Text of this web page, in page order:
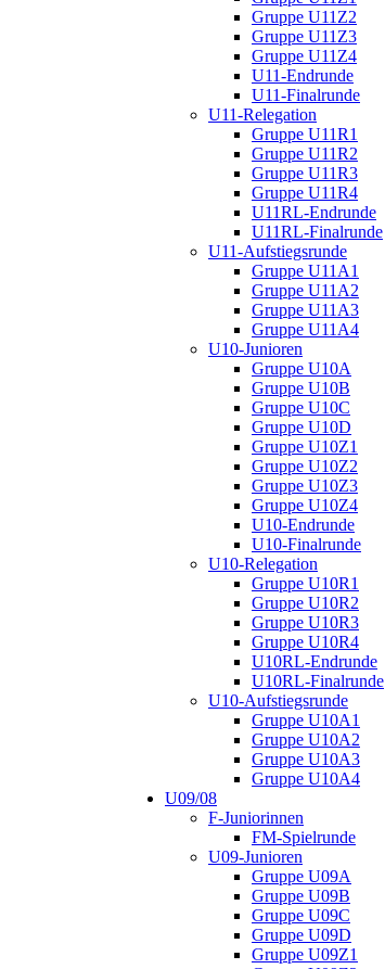
Gruppe U11Z2
Gruppe U11Z3
Gruppe U11Z4
U11-Endrunde
U11-Finalrunde
U11-Relegation
Gruppe U11R1
Gruppe U11R2
Gruppe U11R3
Gruppe U11R4
U11RL-Endrunde
U11RL-Finalrunde
U11-Aufstiegsrunde
Gruppe U11A1
Gruppe U11A2
Gruppe U11A3
Gruppe U11A4
U10-Junioren
Gruppe U10A
Gruppe U10B
Gruppe U10C
Gruppe U10D
Gruppe U10Z1
Gruppe U10Z2
Gruppe U10Z3
Gruppe U10Z4
U10-Endrunde
U10-Finalrunde
U10-Relegation
Gruppe U10R1
Gruppe U10R2
Gruppe U10R3
Gruppe U10R4
U10RL-Endrunde
U10RL-Finalrunde
U10-Aufstiegsrunde
Gruppe U10A1
Gruppe U10A2
Gruppe U10A3
Gruppe U10A4
U09/08
F-Juniorinnen
FM-Spielrunde
U09-Junioren
Gruppe U09A
Gruppe U09B
Gruppe U09C
Gruppe U09D
Gruppe U09Z1